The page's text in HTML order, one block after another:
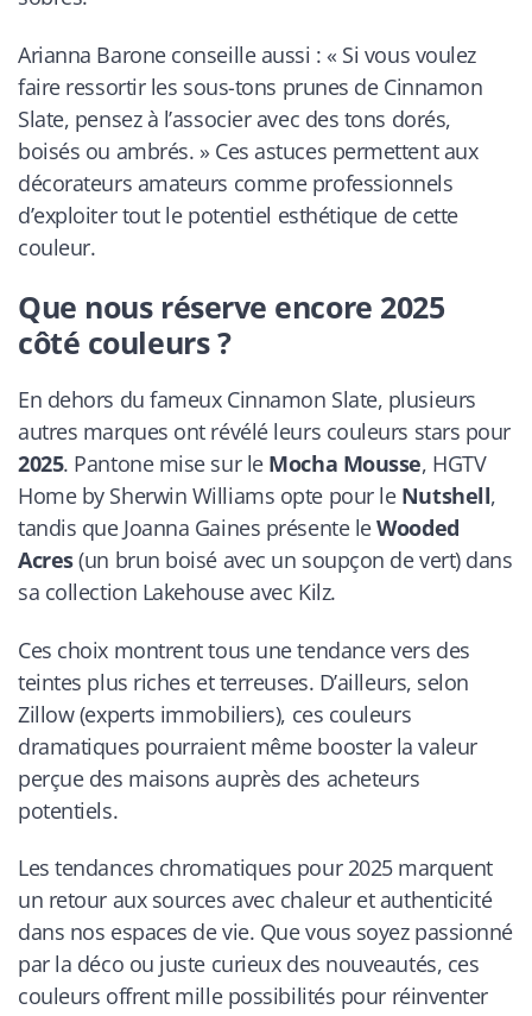
Arianna Barone conseille aussi : « Si vous voulez
faire ressortir les sous-tons prunes de Cinnamon
Slate, pensez à l’associer avec des tons dorés,
boisés ou ambrés. » Ces astuces permettent aux
décorateurs amateurs comme professionnels
d’exploiter tout le potentiel esthétique de cette
couleur.
Que nous réserve encore 2025
côté couleurs ?
En dehors du fameux Cinnamon Slate, plusieurs
autres marques ont révélé leurs couleurs stars pour
2025. Pantone mise sur le Mocha Mousse, HGTV
Home by Sherwin Williams opte pour le Nutshell,
tandis que Joanna Gaines présente leWooded
Acres(un brun boisé avec un soupçon de vert) dans
sa collection Lakehouse avec Kilz.
Ces choix montrent tous une tendance vers des
teintes plus riches et terreuses. D’ailleurs, selon
Zillow (experts immobiliers), ces couleurs
dramatiques pourraient même booster la valeur
perçue des maisons auprès des acheteurs
potentiels.
Les tendances chromatiques pour 2025 marquent
un retour aux sources avec chaleur et authenticité
dans nos espaces de vie. Que vous soyez passionné
par la déco ou juste curieux des nouveautés, ces
couleurs offrent mille possibilités pour réinventer